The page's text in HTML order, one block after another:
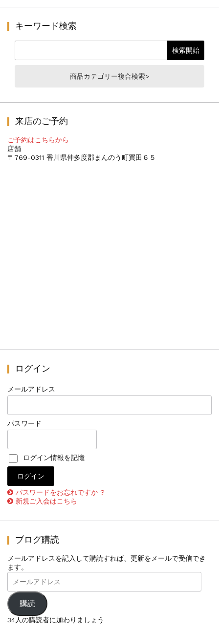
キーワード検索
商品カテゴリー複合検索>
来店のご予約
ご予約はこちらから
店舗
〒769-0311 香川県仲多度郡まんのう町買田６５
ログイン
メールアドレス
パスワード
ログイン情報を記憶
パスワードをお忘れですか ?
新規ご入会はこちら
ブログ購読
メールアドレスを記入して購読すれば、更新をメールで受信でき
ます。
メ
ー
ル
ア
ド
レ
購読
34人の購読者に加わりましょう